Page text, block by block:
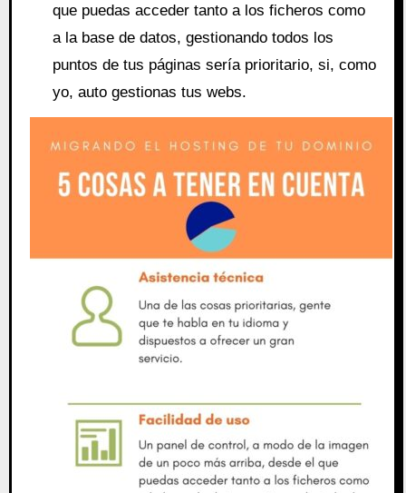
que puedas acceder tanto a los ficheros como
a la base de datos, gestionando todos los
puntos de tus páginas sería prioritario, si, como
yo, auto gestionas tus webs.